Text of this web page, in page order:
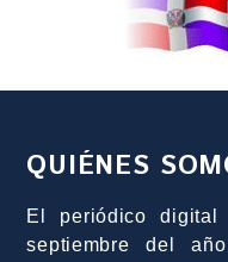
QUIÉNES
El periódico
septiembre del